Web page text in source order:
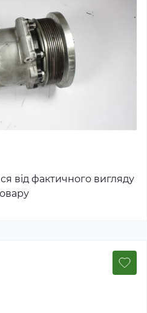
від фактичного вигляду